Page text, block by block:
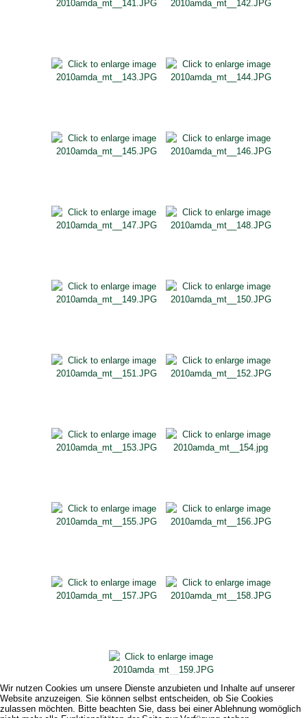
Wir nutzen Cookies um unsere Dienste anzubieten und Inhalte auf unserer
Website anzuzeigen. Sie können selbst entscheiden, ob Sie Cookies
zulassen möchten. Bitte beachten Sie, dass bei einer Ablehnung womöglich